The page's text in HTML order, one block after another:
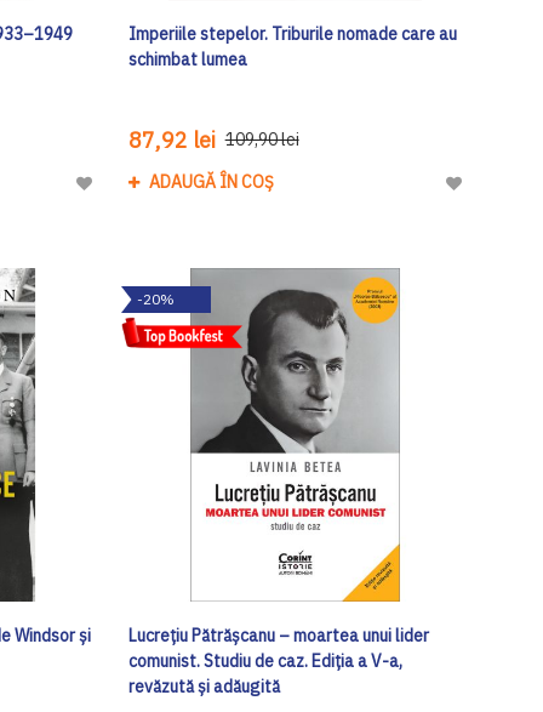
Adaugă
Dorinte
Imperiile stepelor. Triburile nomade care au
schimbat lumea
87,92 lei 109,90 lei
ADAUGĂ ÎN COȘ
Adaugă
Windsor și
-20%
Lucrețiu Pătrășcanu – moartea unui lider
comunist. Studiu de caz. Ediția a V-a,
revăzută și adăugită